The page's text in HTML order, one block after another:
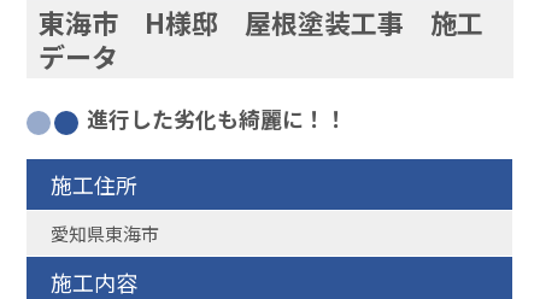
東海市 H様邸 屋根塗装工事 施工
データ
進行した劣化も綺麗に！！
施工住所
愛知県東海市
施工内容